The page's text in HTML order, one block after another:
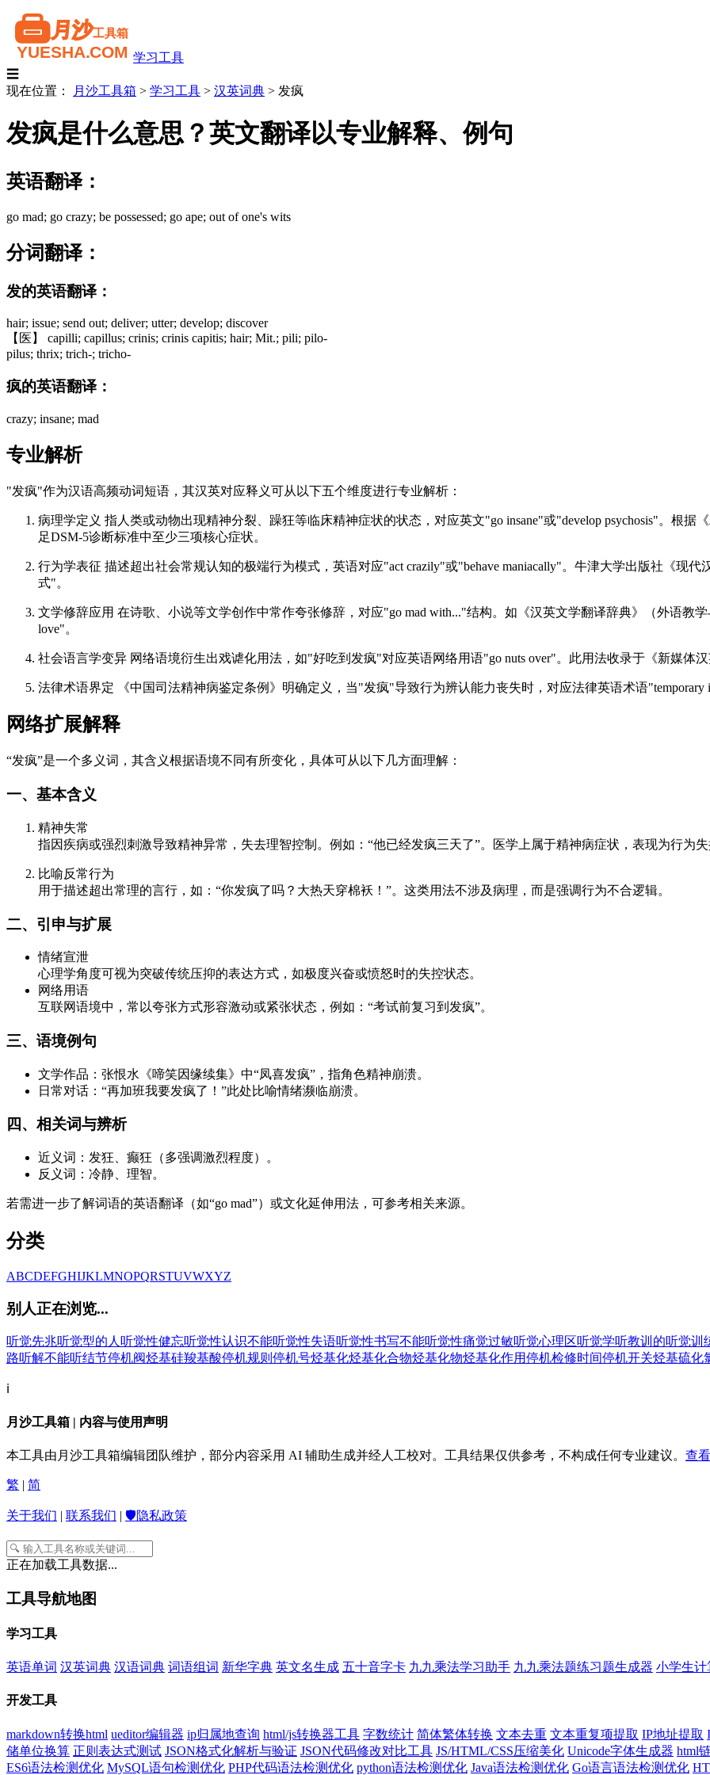
学习工具
☰
现在位置：
月沙工具箱 > 学习工具 > 汉英词典 > 发疯
发疯是什么意思？英文翻译以专业解释、例句
英语翻译：
go mad; go crazy; be possessed; go ape; out of one's wits
分词翻译：
发的英语翻译：
hair; issue; send out; deliver; utter; develop; discover
【医】 capilli; capillus; crinis; crinis capitis; hair; Mit.; pili; pilo-
pilus; thrix; trich-; tricho-
疯的英语翻译：
crazy; insane; mad
专业解析
"发疯"作为汉语高频动词短语，其汉英对应释义可从以下五个维度进行专业解析：
病理学定义 指人类或动物出现精神分裂、躁狂等临床精神症状的状态，对应英文"go insane"或"develop psychosis"。根
足DSM-5诊断标准中至少三项核心症状。
行为学表征 描述超出社会常规认知的极端行为模式，英语对应"act crazily"或"behave maniacally"。牛津大学出版社《现
式"。
文学修辞应用 在诗歌、小说等文学创作中常作夸张修辞，对应"go mad with..."结构。如《汉英文学翻译辞典》（外语教
love"。
社会语言学变异 网络语境衍生出戏谑化用法，如"好吃到发疯"对应英语网络用语"go nuts over"。此用法收录于《新媒体
法律术语界定 《中国司法精神病鉴定条例》明确定义，当"发疯"导致行为辨认能力丧失时，对应法律英语术语"temporary
网络扩展解释
“发疯”是一个多义词，其含义根据语境不同有所变化，具体可从以下几方面理解：
一、基本含义
精神失常
指因疾病或强烈刺激导致精神异常，失去理智控制。例如：“他已经发疯三天了”。医学上属于精神病症状，表现为行为失
比喻反常行为
用于描述超出常理的言行，如：“你发疯了吗？大热天穿棉袄！”。这类用法不涉及病理，而是强调行为不合逻辑。
二、引申与扩展
情绪宣泄
心理学角度可视为突破传统压抑的表达方式，如极度兴奋或愤怒时的失控状态。
网络用语
互联网语境中，常以夸张方式形容激动或紧张状态，例如：“考试前复习到发疯”。
三、语境例句
文学作品：张恨水《啼笑因缘续集》中“凤喜发疯”，指角色精神崩溃。
日常对话：“再加班我要发疯了！”此处比喻情绪濒临崩溃。
四、相关词与辨析
近义词：发狂、癫狂（多强调激烈程度）。
反义词：冷静、理智。
若需进一步了解词语的英语翻译（如“go mad”）或文化延伸用法，可参考相关来源。
分类
ABCDEFGHIJKLMNOPQRSTUVWXYZ
别人正在浏览...
听觉先兆听觉型的人 听觉性健忘听觉性认识不能听觉性失语听觉性书写不能听觉性痛觉过敏听觉心理区听觉学听教训的听觉训
路听解不能听结节停机阀烃基硅羧基酸停机规则 停机号烃基化烃基化合物烃基化物烃基化作用停机检修时间停机开关烃基硫化
ℹ️
月沙工具箱 | 内容与使用声明
本工具由月沙工具箱编辑团队维护，部分内容采用 AI 辅助生成并经人工校对。工具结果仅供参考，不构成任何专业建议。 查
繁 | 简
关于我们 | 联系我们 | 🛡️隐私政策
正在加载工具数据...
工具导航地图
学习工具
英语单词 汉英词典 汉语词典 词语组词 新华字典 英文名生成 五十音字卡 九九乘法学习助手 九九乘法题练习题生成器 小学生计
开发工具
markdown转换html ueditor编辑器 ip归属地查询 html/js转换器工具 字数统计 简体繁体转换 文本去重 文本重复项提取 IP地址提取
储单位换算 正则表达式测试 JSON格式化解析与验证 JSON代码修改对比工具 JS/HTML/CSS压缩美化 Unicode字体生成器 html
ES6语法检测优化 MySQL语句检测优化 PHP代码语法检测优化 python语法检测优化 Java语法检测优化 Go语言语法检测优化